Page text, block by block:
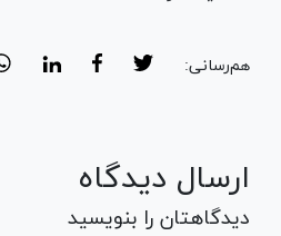
هم‌رسانی:
ارسال دیدگاه
دیدگاهتان را بنویسید